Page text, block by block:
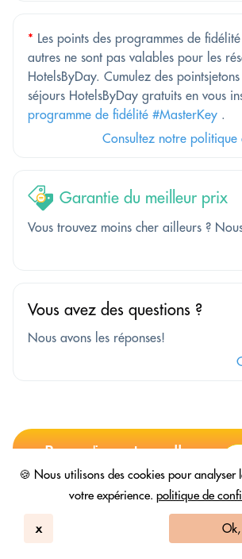
🍪 Nous utilisons des cookies pour analyser
votre expérience. politique de
x
* Les points des programmes de
autres ne sont pas valables pour les
HotelsByDay. Cumulez des
séjours HotelsByDay gratuits en vous
programme de fidélité #MasterKey .
Consultez notre
Garantie du meilleur prix
Vous trouvez moins cher ailleurs ?
Vous avez des questions ?
Nous avons les réponses!
Posez n'importe quelle
question à HBD.Ai